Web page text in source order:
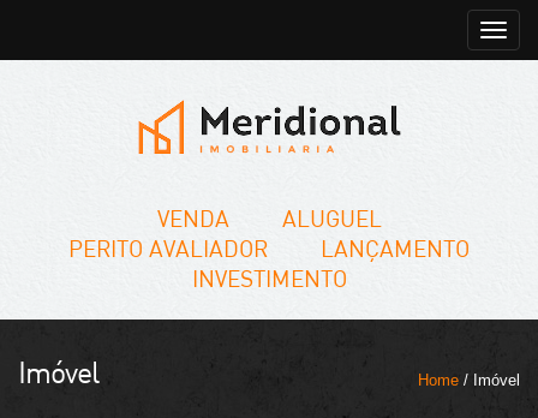
Toggle
VENDA
ALUGUEL
PERITO AVALIADOR
LANÇAMENTO
INVESTIMENTO
Home / Imóvel
Imóvel